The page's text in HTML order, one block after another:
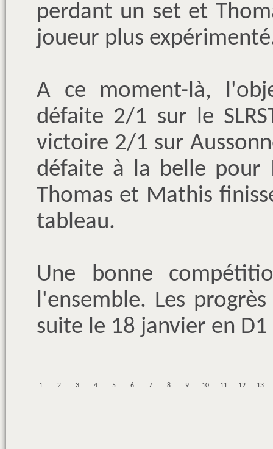
perdant un set et
joueur plus
A ce moment-là,
défaite 2/1 sur le
victoire 2/1 sur
défaite à la belle pour
Thomas et Mathis
tableau.
Une bonne
l'ensemble. Les
suite le 18 janvier en
1 2 3 4 5 6 7 8 9 10 11 12 13